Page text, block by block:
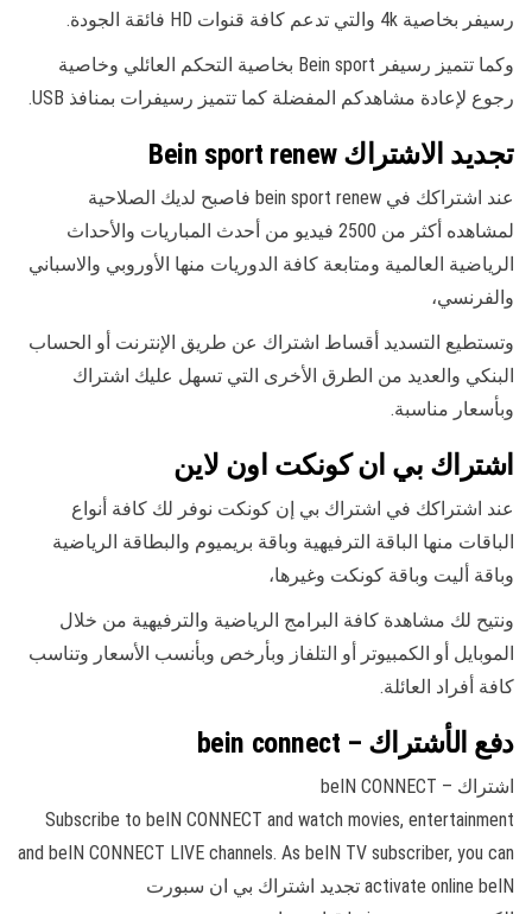
رسيفر بخاصية 4k والتي تدعم كافة قنوات HD فائقة الجودة.
وكما تتميز رسيفر Bein sport بخاصية التحكم العائلي وخاصية
رجوع لإعادة مشاهدكم المفضلة كما تتميز رسيفرات بمنافذ USB.
تجديد الاشتراك Bein sport renew
عند اشتراكك في bein sport renew فاصبح لديك الصلاحية
لمشاهده أكثر من 2500 فيديو من أحدث المباريات والأحداث
الرياضية العالمية ومتابعة كافة الدوريات منها الأوروبي والاسباني
والفرنسي،
وتستطيع التسديد أقساط اشتراك عن طريق الإنترنت أو الحساب
البنكي والعديد من الطرق الأخرى التي تسهل عليك اشتراك
وبأسعار مناسبة.
اشتراك بي ان كونكت اون لاين
عند اشتراكك في اشتراك بي إن كونكت نوفر لك كافة أنواع
الباقات منها الباقة الترفيهية وباقة بريميوم والبطاقة الرياضية
وباقة أليت وباقة كونكت وغيرها،
ونتيح لك مشاهدة كافة البرامج الرياضية والترفيهية من خلال
الموبايل أو الكمبيوتر أو التلفاز وبأرخص وبأنسب الأسعار وتناسب
كافة أفراد العائلة.
دفع الأشتراك – bein connect
اشتراك – beIN CONNECT
Subscribe to beIN CONNECT and watch movies, entertainment
and beIN CONNECT LIVE channels. As beIN TV subscriber, you can
activate online beIN تجديد اشتراك بي ان سبورت